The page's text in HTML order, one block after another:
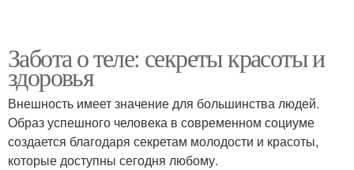
Забота о теле: секреты красоты и
здоровья
Внешность имеет значение для большинства людей.
Образ успешного человека в современном социуме
создается благодаря секретам молодости и красоты,
которые доступны сегодня любому.